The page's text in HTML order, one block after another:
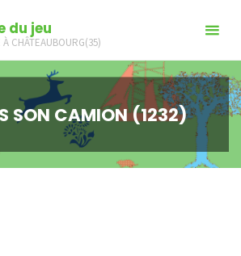
du jeu
CHÂTEAUBOURG(35)
SON CAMION (1232)